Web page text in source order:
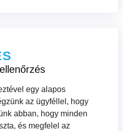
egy alapos
az ügyféllel, hogy
abban, hogy minden
és megfelel az